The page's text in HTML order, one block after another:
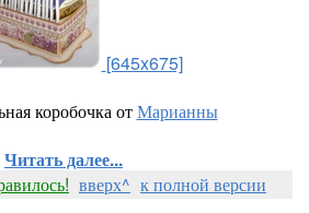
[645x675]
коробочка отМарианны
Читать далее...
вверх^ к полной версии